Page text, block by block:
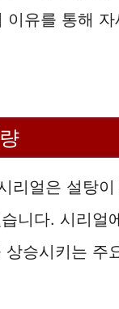
이유를 통해
리얼은 설탕
니다. 시리얼
상승시키는 주